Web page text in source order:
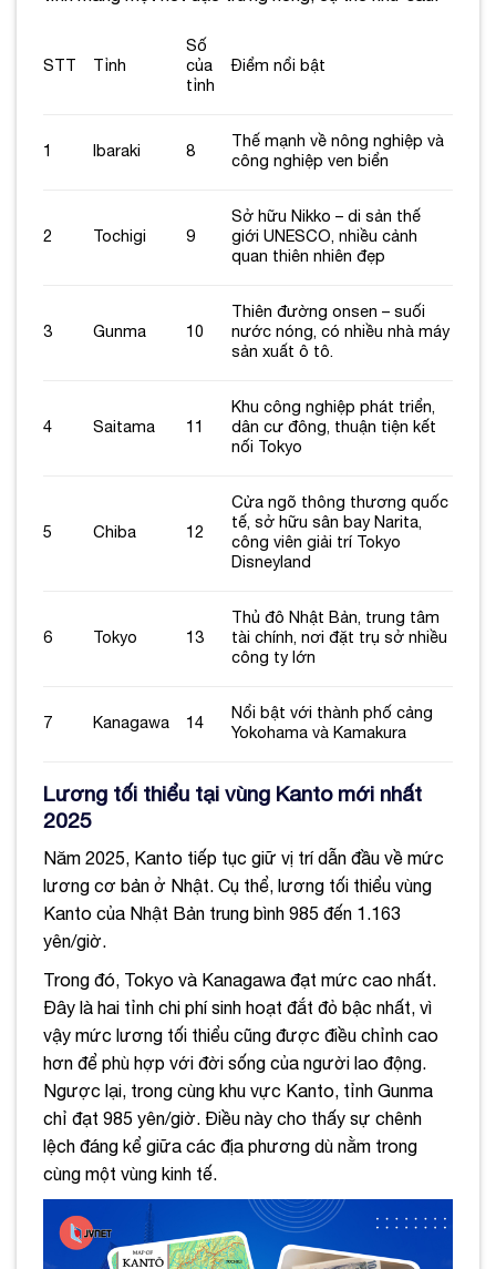
STT Tỉnh
Số
của
tỉnh
Điểm nổi bật
1 Ibaraki 8
Thế mạnh về nông nghiệp và
công nghiệp ven biển
2 Tochigi 9
Sở hữu Nikko – di sản thế
giới UNESCO, nhiều cảnh
quan thiên nhiên đẹp
3 Gunma 10
Thiên đường onsen – suối
nước nóng, có nhiều nhà máy
sản xuất ô tô.
4 Saitama 11
Khu công nghiệp phát triển,
dân cư đông, thuận tiện kết
nối Tokyo
5 Chiba 12
Cửa ngõ thông thương quốc
tế, sở hữu sân bay Narita,
công viên giải trí Tokyo
Disneyland
6 Tokyo 13
Thủ đô Nhật Bản, trung tâm
tài chính, nơi đặt trụ sở nhiều
công ty lớn
7 Kanagawa 14
Nổi bật với thành phố cảng
Yokohama và Kamakura
Lương tối thiểu tại vùng Kanto mới nhất
2025
Năm 2025, Kanto tiếp tục giữ vị trí dẫn đầu về mức
lương cơ bản ở Nhật. Cụ thể, lương tối thiểu vùng
Kanto của Nhật Bản trung bình 985 đến 1.163
yên/giờ.
Trong đó, Tokyo và Kanagawa đạt mức cao nhất.
Đây là hai tỉnh chi phí sinh hoạt đắt đỏ bậc nhất, vì
vậy mức lương tối thiểu cũng được điều chỉnh cao
hơn để phù hợp với đời sống của người lao động.
Ngược lại, trong cùng khu vực Kanto, tỉnh Gunma
chỉ đạt 985 yên/giờ. Điều này cho thấy sự chênh
lệch đáng kể giữa các địa phương dù nằm trong
cùng một vùng kinh tế.